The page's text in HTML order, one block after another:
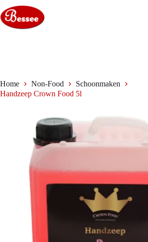
naar
de
inhoud
Home Non-Food
Schoonmaken
Handzeep Crown Food 5l